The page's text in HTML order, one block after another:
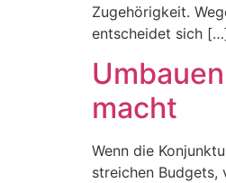
Zugehörigkeit.
entscheidet sich
macht
Wenn die
streichen